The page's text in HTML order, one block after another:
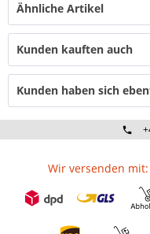
Ähnliche Artikel
Kunden kauften auch
Kunden haben sich
Wir versenden mit: